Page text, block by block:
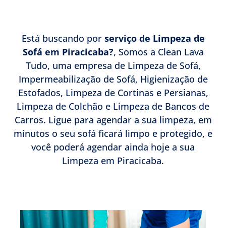
Está buscando por serviço de Limpeza de
Sofá em Piracicaba?, Somos a Clean Lava
Tudo, uma empresa de Limpeza de Sofá,
Impermeabilização de Sofá, Higienização de
Estofados, Limpeza de Cortinas e Persianas,
Limpeza de Colchão e Limpeza de Bancos de
Carros. Ligue para agendar a sua limpeza, em
minutos o seu sofá ficará limpo e protegido, e
você poderá agendar ainda hoje a sua
Limpeza em Piracicaba.